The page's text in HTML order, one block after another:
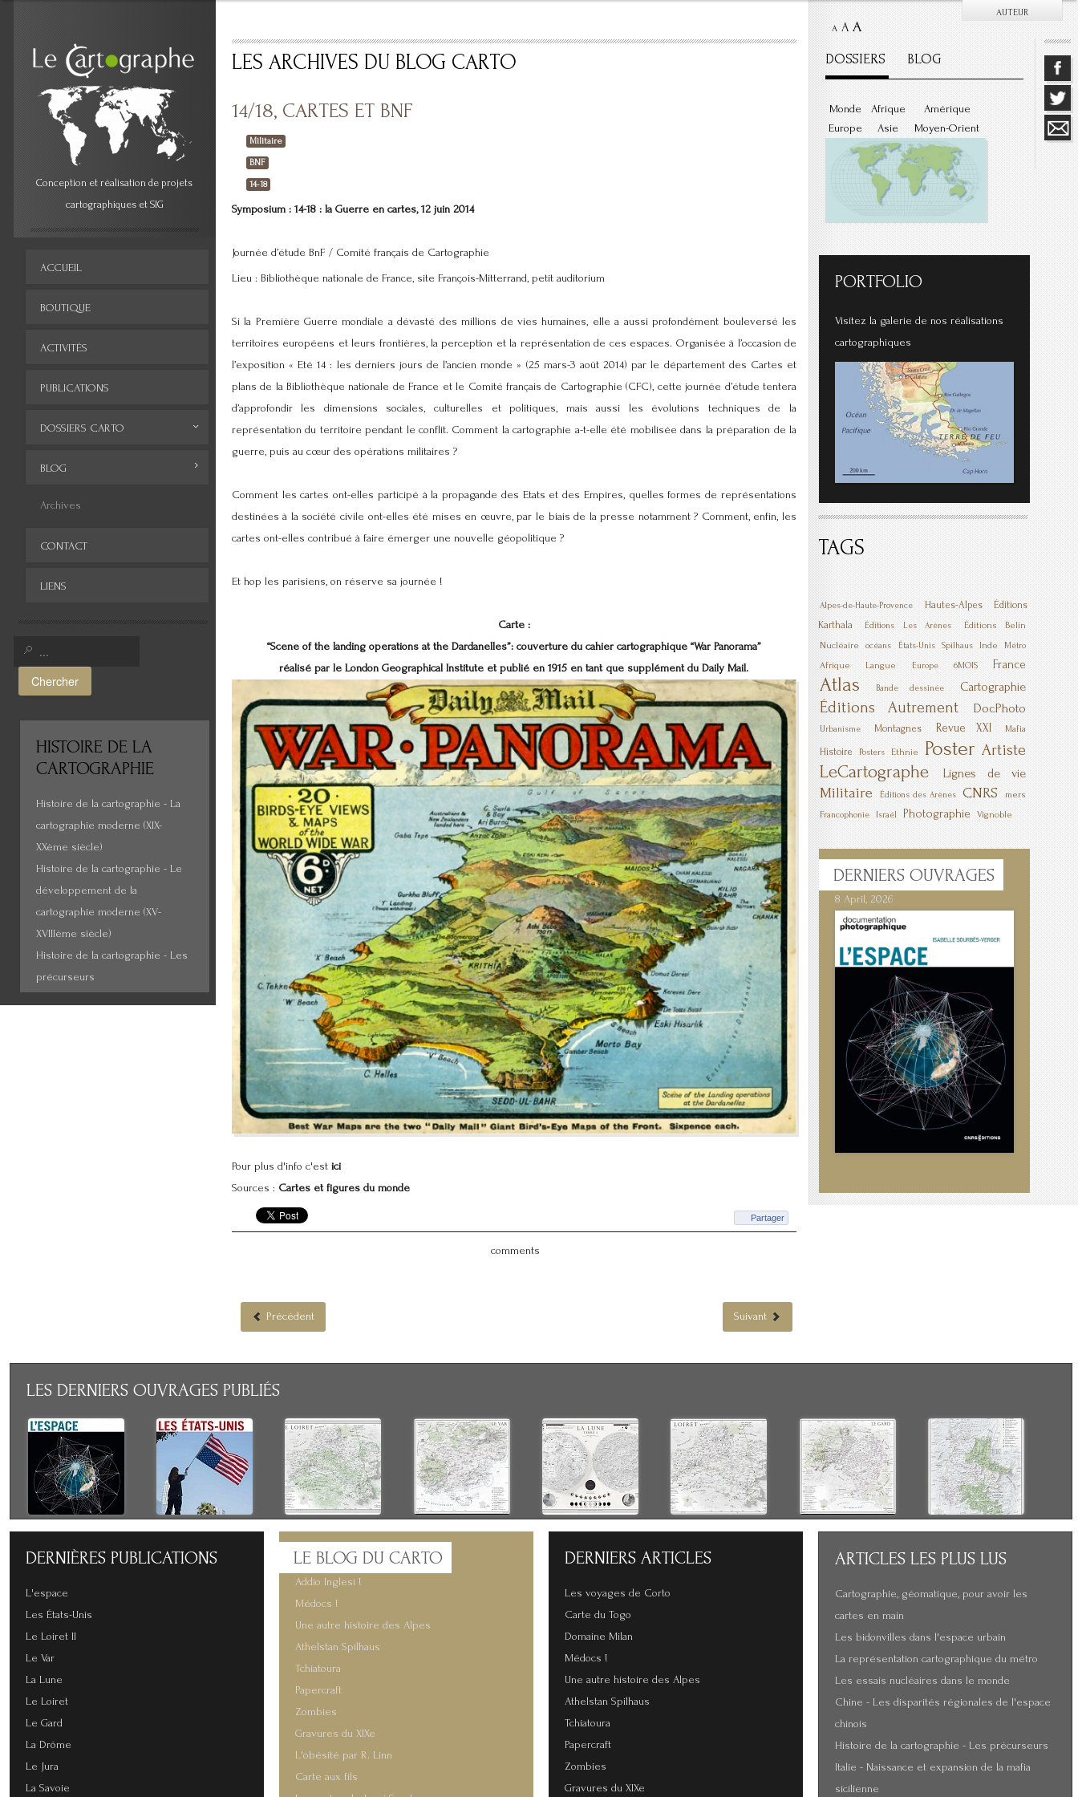
AUTEUR
LES ARCHIVES DU BLOG CARTO
14/18, CARTES ET BNF
Militaire
BNF
14-18
Symposium : 14-18 : la Guerre en cartes, 12 juin 2014
Journée d’étude BnF / Comité français de Cartographie
Lieu : Bibliothèque nationale de France, site François-Mitterrand, petit auditorium
Si la Première Guerre mondiale a dévasté des millions de vies humaines, elle a aussi profondément bouleversé les
territoires européens et leurs frontières, la perception et la représentation de ces espaces. Organisée à l’occasion de
l’exposition « Eté 14 : les derniers jours de l’ancien monde » (25 mars-3 août 2014) par le département des Cartes et
plans de la Bibliothèque nationale de France et le Comité français de Cartographie (CFC), cette journée d’étude tentera
d’approfondir les dimensions sociales, culturelles et politiques, mais aussi les évolutions techniques de la
représentation du territoire pendant le conflit. Comment la cartographie a-t-elle été mobilisée dans la préparation de la
guerre, puis au cœur des opérations militaires ?
Comment les cartes ont-elles participé à la propagande des Etats et des Empires, quelles formes de représentations
destinées à la société civile ont-elles été mises en œuvre, par le biais de la presse notamment ? Comment, enfin, les
cartes ont-elles contribué à faire émerger une nouvelle géopolitique ?
Et hop les parisiens, on réserve sa journée !
Carte :
“Scene of the landing operations at the Dardanelles”: couverture du cahier cartographique “War Panorama”
réalisé par le London Geographical Institute et publié en 1915 en tant que supplément du Daily Mail.
Pour plus d'info c'est ici
Sources : Cartes et figures du monde
Partager
comments
Précédent Suivant
Conception et réalisation de projets
cartographiques et SIG
ACCUEIL
BOUTIQUE
ACTIVITÉS
PUBLICATIONS
DOSSIERS CARTO
Monde
Amérique
Histoire de la cartographie
Cartes insolites, anciennes...
BLOG
Archives
CONTACT
LIENS
Chercher
HISTOIRE DE LA
CARTOGRAPHIE
Histoire de la cartographie - La
cartographie moderne (XIX-
XXème siècle)
Histoire de la cartographie - Le
développement de la
cartographie moderne (XV-
XVIIIème siècle)
Histoire de la cartographie - Les
précurseurs
A A A
DOSSIERS BLOG
Monde
Europe
Afrique
Asie
Amérique
Moyen-Orient
PORTFOLIO
Visitez la galerie de nos réalisations
cartographiques
TAGS
Alpes-de-Haute-Provence Hautes-Alpes
Éditions
Karthala
Éditions Les Arènes
Éditions Belin
Nucléaire
océans États-Unis Spilhaus Inde Métro
Afrique Langue Europe 6MOIS France
Atlas Bande dessinée Cartographie
Éditions Autrement DocPhoto
Urbanisme Montagnes Revue XXI Mafia
Histoire Posters Ethnie Poster Artiste
LeCartographe Lignes de vie
Militaire Éditions des Arènes CNRS mers
Francophonie Israël Photographie Vignoble
DERNIERS OUVRAGES
8 April, 2026
LES DERNIERS OUVRAGES PUBLIÉS
DERNIÈRES PUBLICATIONS
L'espace
Les États-Unis
Le Loiret II
Le Var
La Lune
Le Loiret
Le Gard
La Drôme
Le Jura
La Savoie
LE BLOG DU CARTO
Addio Inglesi !
Médocs !
Une autre histoire des Alpes
Athelstan Spilhaus
Tchiatoura
Papercraft
Zombies
Gravures du XIXe
L'obésité par R. Linn
Carte aux fils
DERNIERS ARTICLES
Les voyages de Corto
Carte du Togo
Domaine Milan
Médocs !
Une autre histoire des Alpes
Athelstan Spilhaus
Tchiatoura
Papercraft
Zombies
Gravures du XIXe
ARTICLES LES PLUS LUS
Cartographie, géomatique, pour avoir les
cartes en main
Les bidonvilles dans l'espace urbain
La représentation cartographique du métro
Les essais nucléaires dans le monde
Chine - Les disparités régionales de l'espace
chinois
Histoire de la cartographie - Les précurseurs
Italie - Naissance et expansion de la mafia
sicilienne